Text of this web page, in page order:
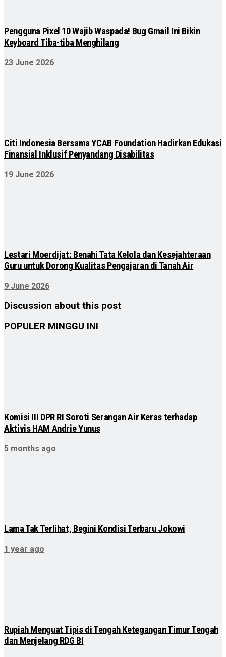
Pengguna Pixel 10 Wajib Waspada! Bug Gmail Ini Bikin
Keyboard Tiba-tiba Menghilang
23 June 2026
Citi Indonesia Bersama YCAB Foundation Hadirkan Edukasi
Finansial Inklusif Penyandang Disabilitas
19 June 2026
Lestari Moerdijat: Benahi Tata Kelola dan Kesejahteraan
Guru untuk Dorong Kualitas Pengajaran di Tanah Air
9 June 2026
Discussion about this post
POPULER MINGGU INI
Komisi III DPR RI Soroti Serangan Air Keras terhadap
Aktivis HAM Andrie Yunus
5 months ago
Lama Tak Terlihat, Begini Kondisi Terbaru Jokowi
1 year ago
Rupiah Menguat Tipis di Tengah Ketegangan Timur Tengah
dan Menjelang RDG BI